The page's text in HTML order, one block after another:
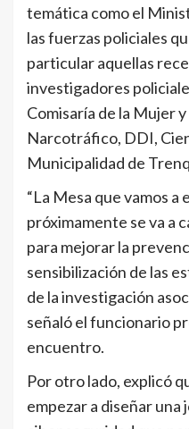
temática como el
las fuerzas policiales
particular aquellas
investigadores
Comisaría de la Mujer y
Narcotráfico, DDI,
Municipalidad de
“La Mesa que vamos a
próximamente se va a
para mejorar la
sensibilización de las
de la investigación
señaló el funcionario
encuentro.
Por otro lado, explicó
empezar a diseñar